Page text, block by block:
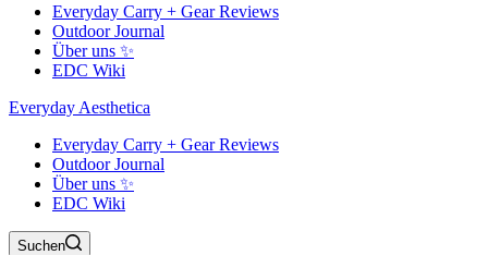
Everyday Carry + Gear Reviews
Outdoor Journal
Über uns ✨
EDC Wiki
Everyday Aesthetica
Everyday Carry + Gear Reviews
Outdoor Journal
Über uns ✨
EDC Wiki
Suchen